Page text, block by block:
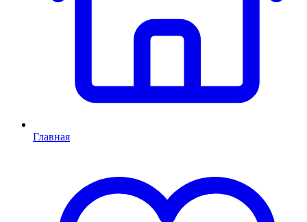
Главная